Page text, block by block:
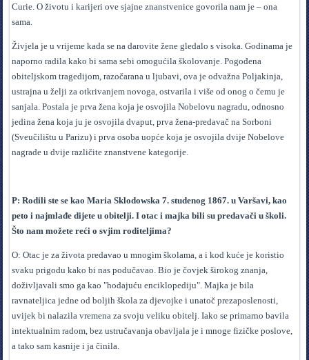
Curie. O životu i karijeri ove sjajne znanstvenice govorila nam je – ona
sama.
Živjela je u vrijeme kada se na darovite žene gledalo s visoka. Godinama je
naporno radila kako bi sama sebi omogućila školovanje. Pogođena
obiteljskom tragedijom, razočarana u ljubavi, ova je odvažna Poljakinja,
ustrajna u želji za otkrivanjem novoga, ostvarila i više od onog o čemu je
sanjala. Postala je prva žena koja je osvojila Nobelovu nagradu, odnosno
jedina žena koja ju je osvojila dvaput, prva žena-predavač na Sorboni
(Sveučilištu u Parizu) i prva osoba uopće koja je osvojila dvije Nobelove
nagrade u dvije različite znanstvene kategorije.
P: Rodili ste se kao Maria Sklodowska 7. studenog 1867. u Varšavi, kao
peto i najmlađe dijete u obitelji. I otac i majka bili su predavači u školi.
Što nam možete reći o svjim roditeljima?
O: Otac je za života predavao u mnogim školama, a i kod kuće je koristio
svaku prigodu kako bi nas podučavao. Bio je čovjek širokog znanja,
doživljavali smo ga kao "hodajuću enciklopediju". Majka je bila
ravnateljica jedne od boljih škola za djevojke i unatoč prezaposlenosti,
uvijek bi nalazila vremena za svoju veliku obitelj. Iako se primarno bavila
intektualnim radom, bez ustručavanja obavljala je i mnoge fizičke poslove,
a tako sam kasnije i ja činila.